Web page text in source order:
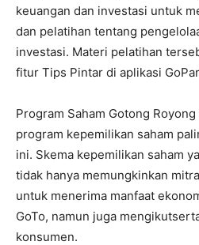
keuangan dan investasi untuk
dan pelatihan tentang
investasi. Materi pelatihan
fitur Tips Pintar di aplikasi
Program Saham Gotong
program kepemilikan saham
ini. Skema kepemilikan saham
tidak hanya memungkinkan
untuk menerima manfaat
GoTo, namun juga
konsumen.